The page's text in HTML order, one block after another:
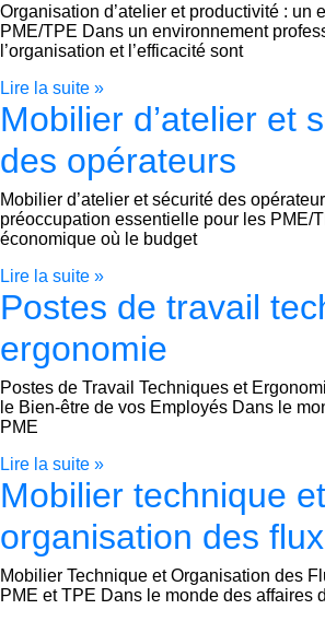
Organisation d’atelier et productivité : un
PME/TPE Dans un environnement
l’organisation et l’efficacité sont
Lire la suite »
Mobilier d’atelier et
des opérateurs
Mobilier d’atelier et sécurité des
préoccupation essentielle pour les PME/
économique où le budget
Lire la suite »
Postes de travail
ergonomie
Postes de Travail Techniques et
le Bien-être de vos Employés Dans le
PME
Lire la suite »
Mobilier technique et
organisation des flux
Mobilier Technique et Organisation des
PME et TPE Dans le monde des affaires